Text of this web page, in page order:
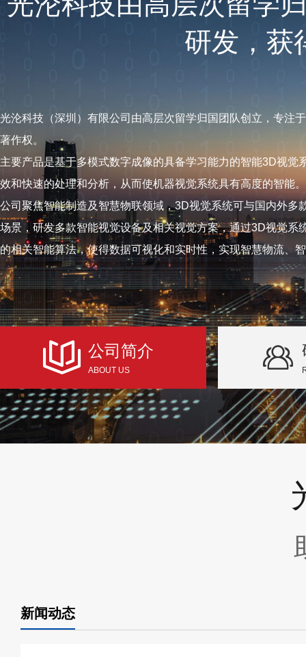
研发，获
光沦科技（深圳）有限公司由高层次留学归国团队创立，专注
著作权。
主要产品是基于多模式数字成像的具备学习能力的智能3D视
效和快速的处理和分析，从而使机器视觉系统具有高度的智能
公司聚焦智能制造及智慧物联领域，3D视觉系统可与国内外
场景，研发多款智能视觉设备及相关视觉方案，通过3D视觉
的相关智能算法，使得数据可视化和实时性，实现智慧物流、
公司简介
ABOUT US
新闻动态